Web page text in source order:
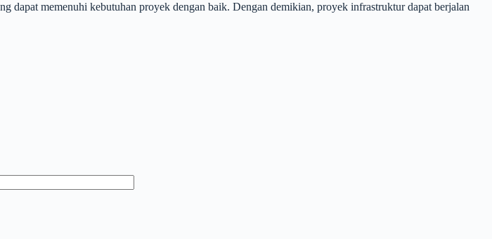
dapat memenuhi kebutuhan proyek dengan baik. Dengan demikian, proyek infrastruktur dapat berjalan